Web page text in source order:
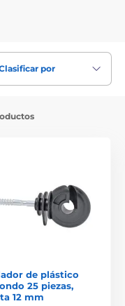
por
de plástico
25 piezas,
12 mm